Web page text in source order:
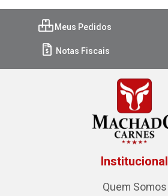
Meus Pedidos
Notas Fiscais
Institucional
Quem Somos